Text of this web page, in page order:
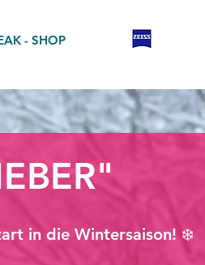
- SHOP
in die Wintersaison! ❄️